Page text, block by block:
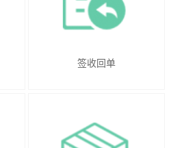
签收回单